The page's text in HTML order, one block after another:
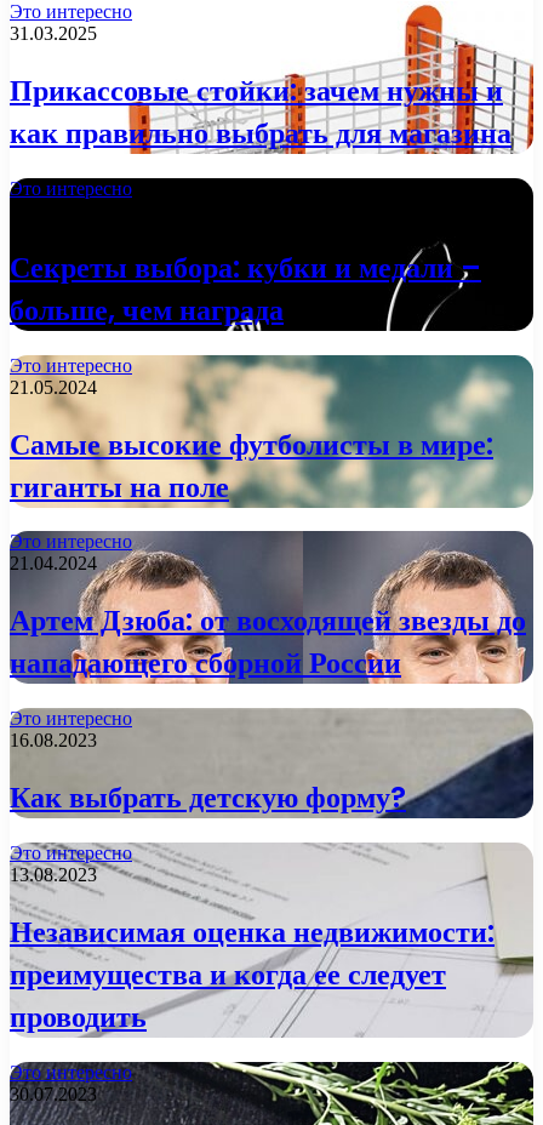
Это интересно
31.03.2025
Прикассовые стойки: зачем нужны и
как правильно выбрать для магазина
Это интересно
Секреты выбора: кубки и медали –
больше, чем награда
Это интересно
21.05.2024
Самые высокие футболисты в мире:
гиганты на поле
Это интересно
21.04.2024
Артем Дзюба: от восходящей звезды до
нападающего сборной России
Это интересно
16.08.2023
Как выбрать детскую форму?
Это интересно
13.08.2023
Независимая оценка недвижимости:
преимущества и когда ее следует
проводить
Это интересно
30.07.2023